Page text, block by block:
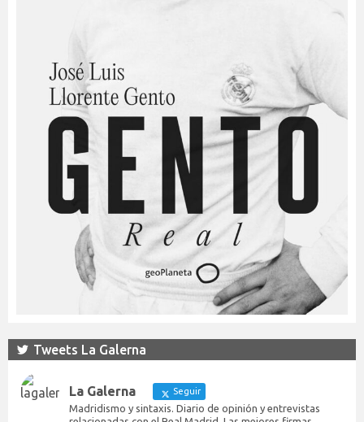
Tweets La Galerna
La Galerna Seguir
Madridismo y sintaxis. Diario de opinión y entrevistas